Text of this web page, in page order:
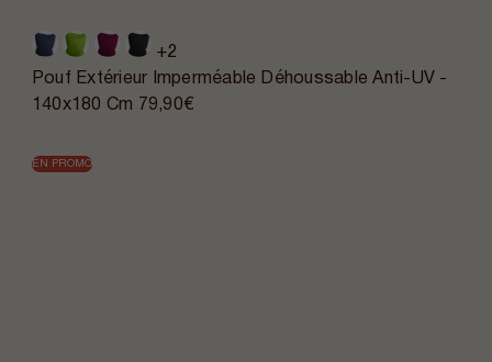
+2
Pouf Extérieur Imperméable Déhoussable Anti-UV -
140x180 Cm 79,90€
EN PROMO